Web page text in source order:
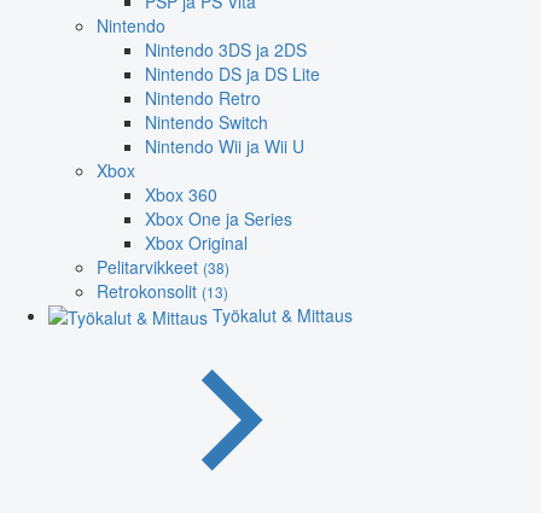
Nintendo
Nintendo 3DS ja 2DS
Nintendo DS ja DS Lite
Nintendo Retro
Nintendo Switch
Nintendo Wii ja Wii U
Xbox
Xbox 360
Xbox One ja Series
Xbox Original
Pelitarvikkeet (38)
Retrokonsolit (13)
Työkalut & Mittaus